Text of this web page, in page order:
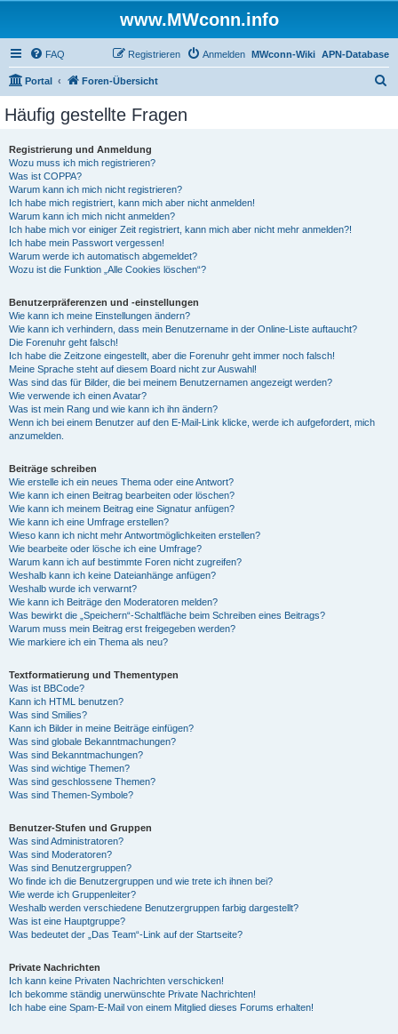
www.MWconn.info
FAQ APN-Database
MWconn-Wiki
Anmelden
Registrieren
Portal Foren-Übersicht
Häufig gestellte Fragen
Registrierung und Anmeldung
Wozu muss ich mich registrieren?
Was ist COPPA?
Warum kann ich mich nicht registrieren?
Ich habe mich registriert, kann mich aber nicht anmelden!
Warum kann ich mich nicht anmelden?
Ich habe mich vor einiger Zeit registriert, kann mich aber nicht mehr anmelden?!
Ich habe mein Passwort vergessen!
Warum werde ich automatisch abgemeldet?
Wozu ist die Funktion „Alle Cookies löschen“?
Benutzerpräferenzen und -einstellungen
Wie kann ich meine Einstellungen ändern?
Wie kann ich verhindern, dass mein Benutzername in der Online-Liste auftaucht?
Die Forenuhr geht falsch!
Ich habe die Zeitzone eingestellt, aber die Forenuhr geht immer noch falsch!
Meine Sprache steht auf diesem Board nicht zur Auswahl!
Was sind das für Bilder, die bei meinem Benutzernamen angezeigt werden?
Wie verwende ich einen Avatar?
Was ist mein Rang und wie kann ich ihn ändern?
Wenn ich bei einem Benutzer auf den E-Mail-Link klicke, werde ich aufgefordert, mich
anzumelden.
Beiträge schreiben
Wie erstelle ich ein neues Thema oder eine Antwort?
Wie kann ich einen Beitrag bearbeiten oder löschen?
Wie kann ich meinem Beitrag eine Signatur anfügen?
Wie kann ich eine Umfrage erstellen?
Wieso kann ich nicht mehr Antwortmöglichkeiten erstellen?
Wie bearbeite oder lösche ich eine Umfrage?
Warum kann ich auf bestimmte Foren nicht zugreifen?
Weshalb kann ich keine Dateianhänge anfügen?
Weshalb wurde ich verwarnt?
Wie kann ich Beiträge den Moderatoren melden?
Was bewirkt die „Speichern“-Schaltfläche beim Schreiben eines Beitrags?
Warum muss mein Beitrag erst freigegeben werden?
Wie markiere ich ein Thema als neu?
Textformatierung und Thementypen
Was ist BBCode?
Kann ich HTML benutzen?
Was sind Smilies?
Kann ich Bilder in meine Beiträge einfügen?
Was sind globale Bekanntmachungen?
Was sind Bekanntmachungen?
Was sind wichtige Themen?
Was sind geschlossene Themen?
Was sind Themen-Symbole?
Benutzer-Stufen und Gruppen
Was sind Administratoren?
Was sind Moderatoren?
Was sind Benutzergruppen?
Wo finde ich die Benutzergruppen und wie trete ich ihnen bei?
Wie werde ich Gruppenleiter?
Weshalb werden verschiedene Benutzergruppen farbig dargestellt?
Was ist eine Hauptgruppe?
Was bedeutet der „Das Team“-Link auf der Startseite?
Private Nachrichten
Ich kann keine Privaten Nachrichten verschicken!
Ich bekomme ständig unerwünschte Private Nachrichten!
Ich habe eine Spam-E-Mail von einem Mitglied dieses Forums erhalten!